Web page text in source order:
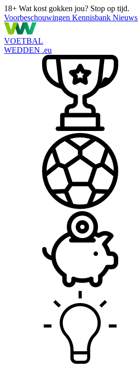
18+ Wat kost gokken jou? Stop op tijd.
Voorbeschouwingen Kennisbank Nieuws
VOETBAL
WEDDEN .eu